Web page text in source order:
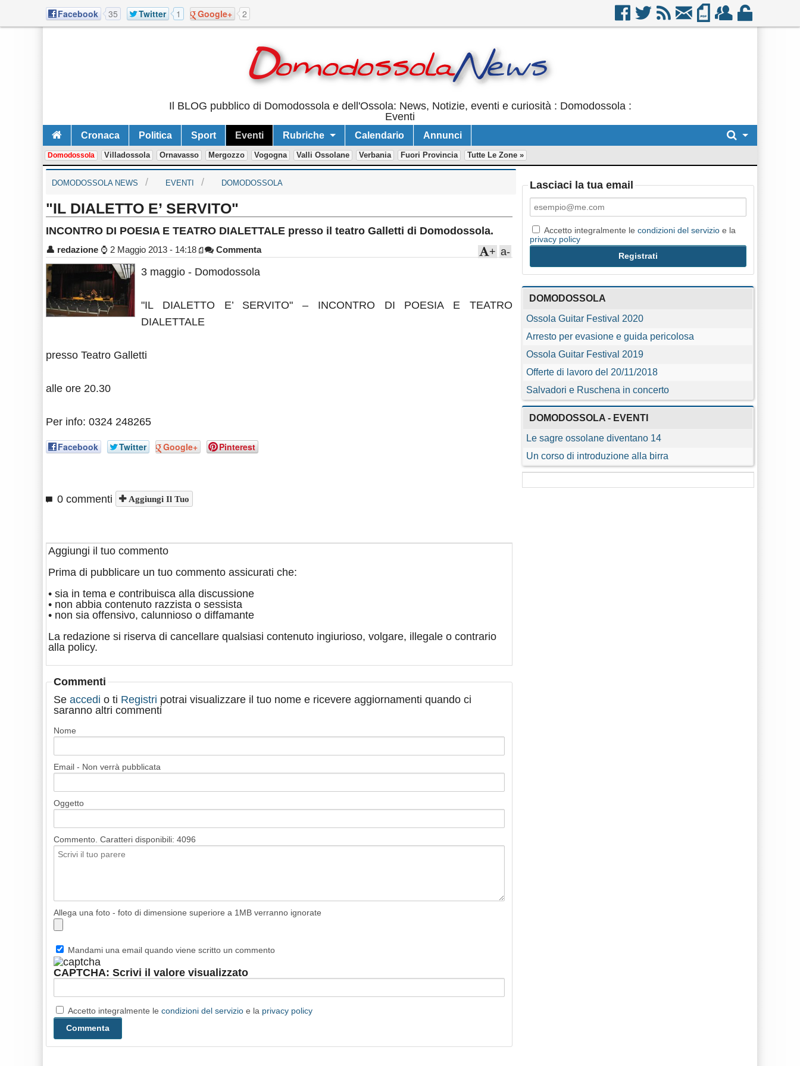
Facebook 35 Twitter 1 Google+ 2
Il BLOG pubblico di Domodossola e dell'Ossola: News, Notizie, eventi e curiosità : Domodossola :
Eventi
Cronaca Politica Sport Eventi Rubriche Calendario Annunci
Domodossola Villadossola Ornavasso Mergozzo Vogogna Valli Ossolane Verbania Fuori Provincia Tutte Le Zone »
DOMODOSSOLA NEWS EVENTI DOMODOSSOLA
"IL DIALETTO E’ SERVITO"
INCONTRO DI POESIA E TEATRO DIALETTALE presso il teatro Galletti di Domodossola.
👤 redazione ⌚ 2 Maggio 2013 - 14:18 Commenta a-
+
3 maggio - Domodossola
"IL DIALETTO E’ SERVITO" – INCONTRO DI POESIA E TEATRO
DIALETTALE
presso Teatro Galletti
alle ore 20.30
Per info: 0324 248265
Facebook Twitter Google+ Pinterest
0 commenti Aggiungi Il Tuo
Aggiungi il tuo commento
Prima di pubblicare un tuo commento assicurati che:
• sia in tema e contribuisca alla discussione
• non abbia contenuto razzista o sessista
• non sia offensivo, calunnioso o diffamante
La redazione si riserva di cancellare qualsiasi contenuto ingiurioso, volgare, illegale o contrario
alla policy.
Commenti
Se accedi o ti Registri potrai visualizzare il tuo nome e ricevere aggiornamenti quando ci
saranno altri commenti
Nome
Email - Non verrà pubblicata
Oggetto
Commento. Caratteri disponibili: 4096
Allega una foto - foto di dimensione superiore a 1MB verranno ignorate
Mandami una email quando viene scritto un commento
CAPTCHA: Scrivi il valore visualizzato
Accetto integralmente le condizioni del servizio e la privacy policy
Lasciaci la tua email
Accetto integralmente lecondizioni del servizio e la
privacy policy
DOMODOSSOLA
Ossola Guitar Festival 2020
Arresto per evasione e guida pericolosa
Ossola Guitar Festival 2019
Offerte di lavoro del 20/11/2018
Salvadori e Ruschena in concerto
DOMODOSSOLA - EVENTI
Le sagre ossolane diventano 14
Un corso di introduzione alla birra